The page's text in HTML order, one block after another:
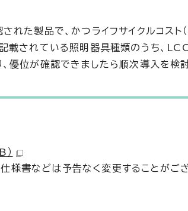
た製品で、かつライフサイクルコスト（
載されている照明器具種類のうち、
優位が確認できましたら順次導入を検討
様書などは予告なく変更することがご